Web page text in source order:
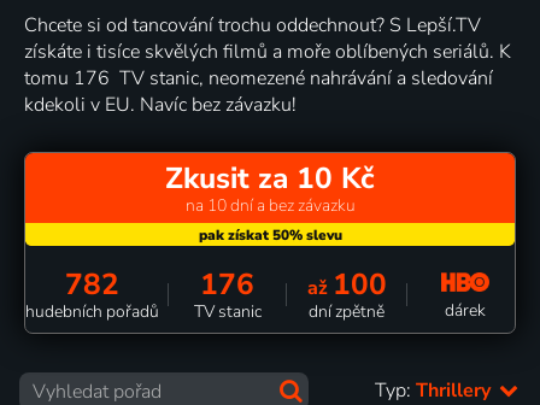
Chcete si od tancování trochu oddechnout? S Lepší.TV
získáte i tisíce skvělých filmů a moře oblíbených seriálů. K
tomu 176 TV stanic, neomezené nahrávání a sledování
kdekoli v EU. Navíc bez závazku!
Zkusit za 10 Kč
na 10 dní a bez závazku
782
hudebních pořadů
176
TV stanic
až 100
dní zpětně dárek
Typ: Thrillery